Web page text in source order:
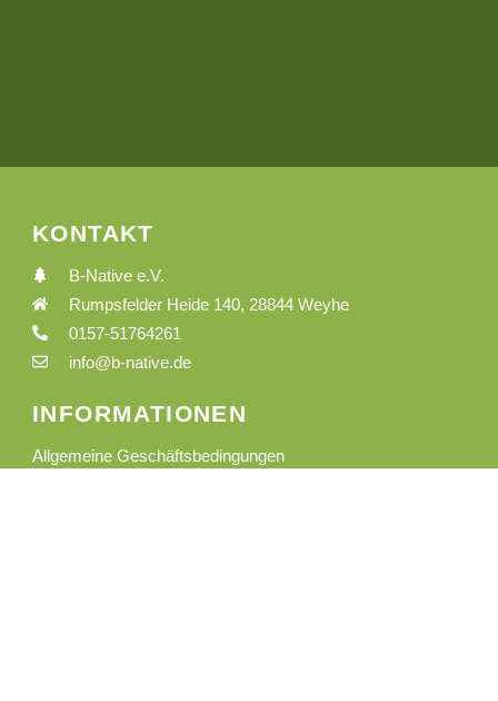
KONTAKT
B-Native e.V.
Rumpsfelder Heide 140, 28844 Weyhe
0157-51764261
info@b-native.de
INFORMATIONEN
Allgemeine Geschäftsbedingungen